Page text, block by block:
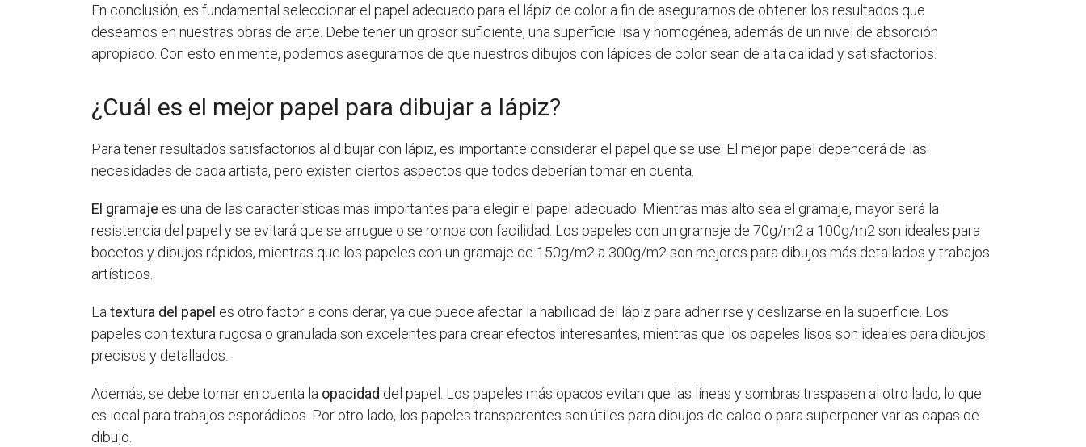
En conclusión, es fundamental seleccionar el papel adecuado para el lápiz de color a fin de asegurarnos de obtener los resultados que
deseamos en nuestras obras de arte. Debe tener un grosor suficiente, una superficie lisa y homogénea, además de un nivel de absorción
apropiado. Con esto en mente, podemos asegurarnos de que nuestros dibujos con lápices de color sean de alta calidad y satisfactorios.
¿Cuál es el mejor papel para dibujar a lápiz?
Para tener resultados satisfactorios al dibujar con lápiz, es importante considerar el papel que se use. El mejor papel dependerá de las
necesidades de cada artista, pero existen ciertos aspectos que todos deberían tomar en cuenta.
El gramaje es una de las características más importantes para elegir el papel adecuado. Mientras más alto sea el gramaje, mayor será la
resistencia del papel y se evitará que se arrugue o se rompa con facilidad. Los papeles con un gramaje de 70g/m2 a 100g/m2 son ideales para
bocetos y dibujos rápidos, mientras que los papeles con un gramaje de 150g/m2 a 300g/m2 son mejores para dibujos más detallados y trabajos
artísticos.
Latextura del papel es otro factor a considerar, ya que puede afectar la habilidad del lápiz para adherirse y deslizarse en la superficie. Los
papeles con textura rugosa o granulada son excelentes para crear efectos interesantes, mientras que los papeles lisos son ideales para dibujos
precisos y detallados.
Además, se debe tomar en cuenta la opacidad del papel. Los papeles más opacos evitan que las líneas y sombras traspasen al otro lado, lo que
es ideal para trabajos esporádicos. Por otro lado, los papeles transparentes son útiles para dibujos de calco o para superponer varias capas de
dibujo.